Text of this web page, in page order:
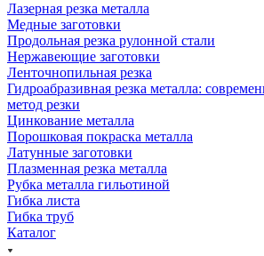
Лазерная резка металла
Медные заготовки
Продольная резка рулонной стали
Нержавеющие заготовки
Ленточнопильная резка
Гидроабразивная резка металла:
метод резки
Цинкование металла
Порошковая покраска металла
Латунные заготовки
Плазменная резка металла
Рубка металла гильотиной
Гибка листа
Гибка труб
Каталог